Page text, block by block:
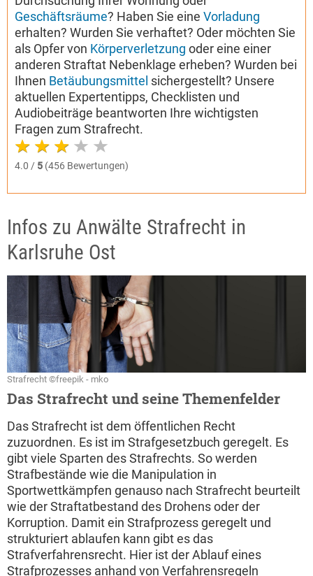
Geschäftsräume? Haben Sie eine Vorladung
erhalten? Wurden Sie verhaftet? Oder möchten Sie
als Opfer von Körperverletzung oder eine einer
anderen Straftat Nebenklage erheben? Wurden bei
Ihnen Betäubungsmittel sichergestellt? Unsere
aktuellen Expertentipps, Checklisten und
Audiobeiträge beantworten Ihre wichtigsten
Fragen zum Strafrecht.
4.0 / 5 (456 Bewertungen)
Infos zu Anwälte Strafrecht in
Karlsruhe Ost
Strafrecht ©freepik - mko
Das Strafrecht und seine Themenfelder
Das Strafrecht ist dem öffentlichen Recht
zuzuordnen. Es ist im Strafgesetzbuch geregelt. Es
gibt viele Sparten des Strafrechts. So werden
Strafbestände wie die Manipulation in
Sportwettkämpfen genauso nach Strafrecht beurteilt
wie der Straftatbestand des Drohens oder der
Korruption. Damit ein Strafprozess geregelt und
strukturiert ablaufen kann gibt es das
Strafverfahrensrecht. Hier ist der Ablauf eines
Strafprozesses anhand von Verfahrensregeln